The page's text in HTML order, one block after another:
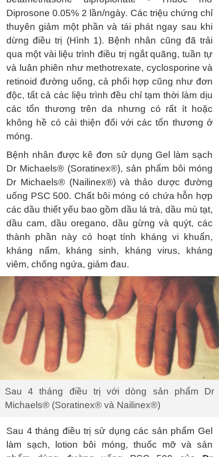
Diprosone 0.05% 2 lần/ngày. Các triệu chứng chỉ
thuyên giảm một phần và tái phát ngay sau khi
dừng điều trị (Hình 1). Bệnh nhân cũng đã trải
qua một vài liệu trình điều trị ngắt quãng, tuần tự
và luân phiên như methotrexate, cyclosporine và
retinoid đường uống, cả phối hợp cũng như đơn
độc, tất cả các liệu trình đều chỉ tạm thời làm dịu
các tổn thương trên da nhưng có rất ít hoặc
không hề có cải thiện đối với các tổn thương ở
móng.
Bệnh nhân được kê đơn sử dụng Gel làm sạch
Dr Michaels® (Soratinex®), sản phẩm bôi móng
Dr Michaels® (Nailinex®) và thảo dược đường
uống PSC 500. Chất bôi móng có chứa hỗn hợp
các dầu thiết yếu bao gồm dầu lá trà, dầu mù tạt,
dầu cam, dầu oregano, dầu gừng và quýt, các
thành phần này có hoạt tính kháng vi khuẩn,
kháng nấm, kháng sinh, kháng virus, kháng
viêm, chống ngứa, giảm đau.
Sau 4 tháng điều trị với dòng sản phẩm Dr
Michaels® (Soratinex® và Nailinex®)
Sau 4 tháng điều trị sử dụng các sản phẩm Gel
làm sạch, lotion bôi móng, thuốc mỡ và sản